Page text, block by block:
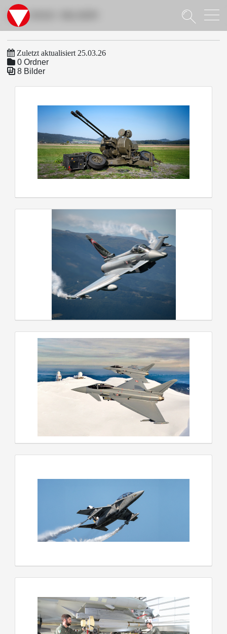
Suche
LUV 2032+ BILDER
Zuletzt aktualisiert 25.03.26
0 Ordner
8 Bilder